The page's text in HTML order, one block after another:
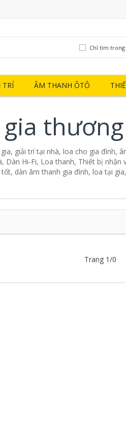
Chỉ tìm
TRÍ ÂM THANH ÔTÔ
giải trí tại nhà, loa cho gia đình,
Dàn Hi-Fi, Loa thanh, Thiết bị nhận
dàn âm thanh gia đình, loa tại gia,
Trang 1/0